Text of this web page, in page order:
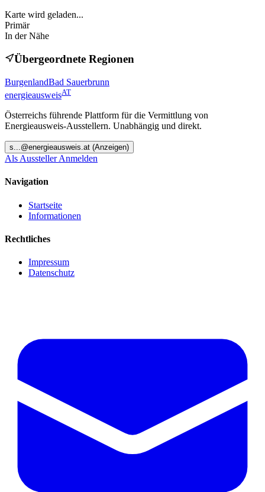
Karte wird geladen...
Primär
In der Nähe
Übergeordnete Regionen
BurgenlandBad Sauerbrunn
energieausweisAT
Österreichs führende Plattform für die Vermittlung von
Energieausweis-Ausstellern. Unabhängig und direkt.
s...@energieausweis.at (Anzeigen)
Als Aussteller Anmelden
Navigation
Startseite
Informationen
Rechtliches
Impressum
Datenschutz